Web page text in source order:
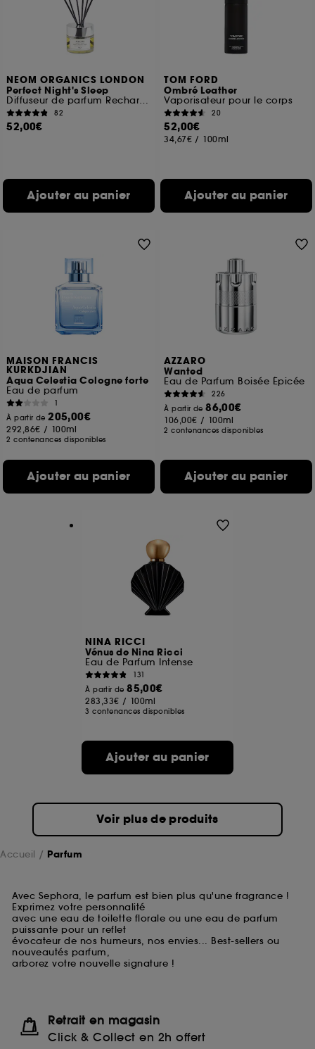
NEOM ORGANICS LONDON
Perfect Night's Sleep
Diffuseur de parfum Rechargeable
82
52,00€
Ajouter au panier
TOM FORD
Ombré Leather
Vaporisateur pour le corps
20
52,00€
34,67€ / 100ml
Ajouter au panier
MAISON FRANCIS
KURKDJIAN
Aqua Celestia Cologne forte
Eau de parfum
1
À partir de205,00€
292,86€ / 100ml
2 contenances disponibles
Ajouter au panier
AZZARO
Wanted
Eau de Parfum Boisée Épicée
226
À partir de86,00€
106,00€ / 100ml
2 contenances disponibles
Ajouter au panier
NINA RICCI
Vénus de Nina Ricci
Eau de Parfum Intense
131
À partir de85,00€
283,33€ / 100ml
3 contenances disponibles
Ajouter au panier
Voir plus de produits
Accueil Parfum
Avec Sephora, le parfum est bien plus qu'une fragrance !
Exprimez votre personnalité
avec une eau de toilette florale ou une eau de parfum
puissante pour un reflet
évocateur de nos humeurs, nos envies... Best-sellers ou
nouveautés parfum,
arborez votre nouvelle signature !
Retrait en magasin
Click & Collect en 2h offert